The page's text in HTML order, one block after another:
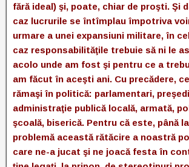
fără ideal) şi, poate, chiar de proşti. Şi
caz lucrurile se întîmplau împotriva
urmare a unei expansiuni militare, în
caz responsabilităţile trebuie să ni le
acolo unde am fost şi pentru ce a
am făcut în aceşti ani. Cu precădere,
rămaşi în politică: parlamentari,
administraţie publică locală, armată,
şcoală, biserică. Pentru că este, până
problemă această rătăcire a noastră
care ne-a jucat şi ne joacă festa în